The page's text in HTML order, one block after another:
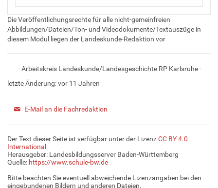
Die Veröffentlichungsrechte für alle nicht-gemeinfreien
Abbildungen/Dateien/Ton- und Videodokumente/Textauszüge in
diesem Modul liegen der Landeskunde-Redaktion vor
- Arbeitskreis Landeskunde/Landesgeschichte RP Karlsruhe -
letzte Änderung:vor 11 Jahren
E-Mail an die Fachredaktion
Der Text dieser Seite ist verfügbar unter der LizenzCC BY 4.0
International
Herausgeber: Landesbildungsserver Baden-Württemberg
Quelle: https://www.schule-bw.de
Bitte beachten Sie eventuell abweichende Lizenzangaben bei den
eingebundenen Bildern und anderen Dateien.